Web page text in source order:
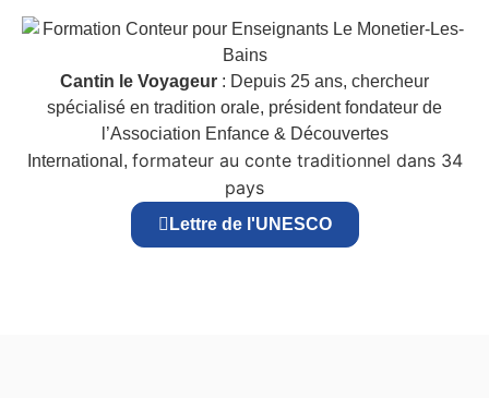
Cantin le Voyageur : Depuis 25 ans, chercheur
spécialisé en tradition orale, président fondateur de
l’Association Enfance & Découvertes
International, formateur au conte traditionnel dans 34
pays
Lettre de l'UNESCO